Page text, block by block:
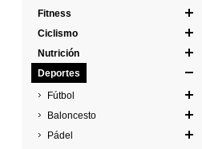
Fitness
Ciclismo
Nutrición
Deportes
Fútbol
Baloncesto
Pádel